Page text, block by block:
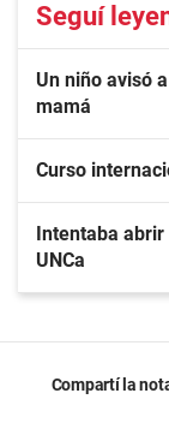
Seguí
Un niño avisó
mamá
Curso
Intentaba
UNCa
Compartí la